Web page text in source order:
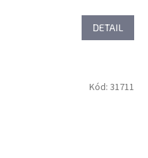
DETAIL
Kód: 31711